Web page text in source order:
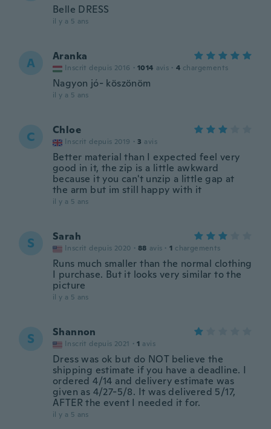
Belle DRESS
il y a 5 ans
A Aranka
Inscrit depuis 2016 · 1014 avis · 4 chargements
Nagyon jó- köszönöm
il y a 5 ans
C Chloe
Inscrit depuis 2019 · 3 avis
Better material than I expected feel very
good in it, the zip is a little awkward
because it you can't unzip a little gap at
the arm but im still happy with it
il y a 5 ans
S Sarah
Inscrit depuis 2020 · 88 avis · 1 chargements
Runs much smaller than the normal clothing
I purchase. But it looks very similar to the
picture
il y a 5 ans
S Shannon
Inscrit depuis 2021 · 1 avis
Dress was ok but do NOT believe the
shipping estimate if you have a deadline. I
ordered 4/14 and delivery estimate was
given as 4/27-5/8. It was delivered 5/17,
AFTER the event I needed it for.
il y a 5 ans